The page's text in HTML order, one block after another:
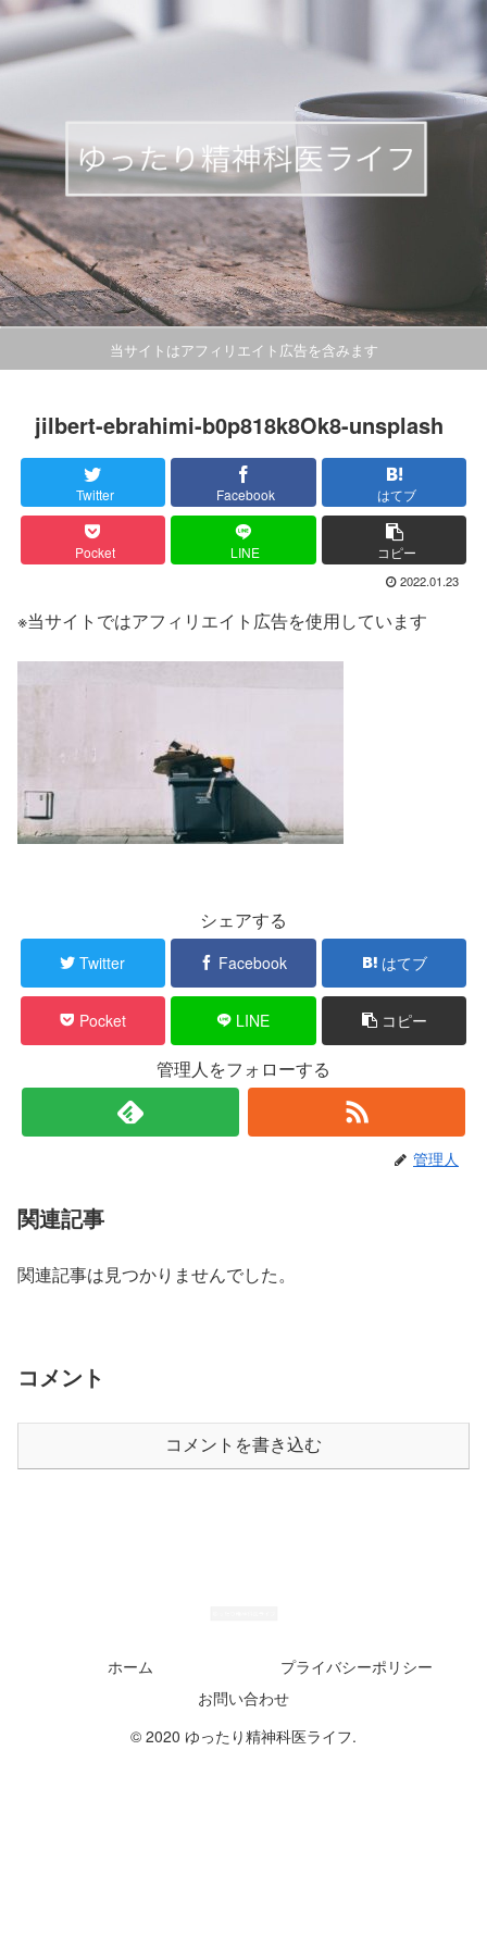
当サイトはアフィリエイト広告を含みます
jilbert-ebrahimi-b0p818k8Ok8-unsplash
Twitter Facebook はてブ
Pocket LINE コピー
2022.01.23
※当サイトではアフィリエイト広告を使用しています
シェアする
Twitter Facebook はてブ
Pocket LINE コピー
管理人をフォローする
管理人
関連記事
関連記事は見つかりませんでした。
コメント
コメントを書き込む
ホーム
プライバシーポリシー
お問い合わせ
© 2020 ゆったり精神科医ライフ.